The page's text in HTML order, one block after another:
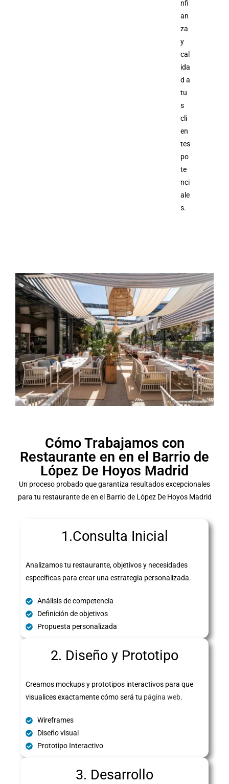
nfi
an
za
y
cal
ida
d a
tu
s
cli
en
tes
po
te
nci
ale
s.
Cómo Trabajamos con
Restaurante en en el Barrio de
López De Hoyos Madrid
Un proceso probado que garantiza resultados excepcionales
para tu restaurante de en el Barrio de López De Hoyos Madrid
1.Consulta Inicial
Analizamos tu restaurante, objetivos y necesidades
específicas para crear una estrategia personalizada.
Análisis de competencia
Definición de objetivos
Propuesta personalizada
2. Diseño y Prototipo
Creamos mockups y prototipos interactivos para que
visualices exactamente cómo será tu página web.
Wireframes
Diseño visual
Prototipo Interactivo
3. Desarrollo